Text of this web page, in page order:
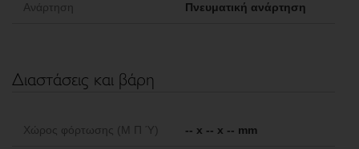
Ανάρτηση Πνευματική ανάρτηση
Διαστάσεις και βάρη
Χώρος φόρτωσης (Μ Π Ύ) -- x -- x -- mm